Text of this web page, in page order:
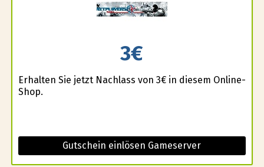
3€
Erhalten Sie jetzt Nachlass von 3€ in diesem Online-
Shop.
Gutschein einlösen Gameserver